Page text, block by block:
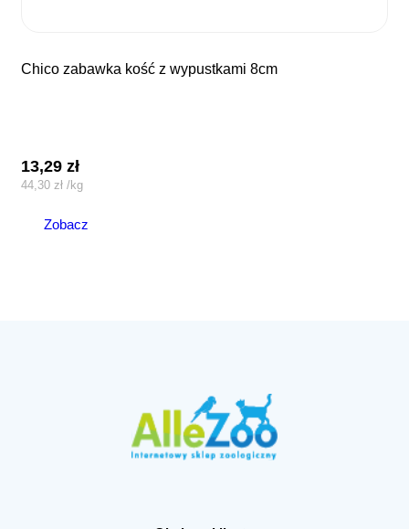
chico zabawka kość z wypustkami 8cm
13,29zł
44,30zł /kg
Zobacz